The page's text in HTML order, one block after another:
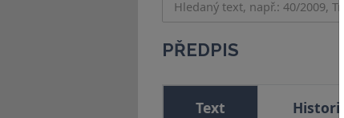
PŘEDPIS
Text Historie